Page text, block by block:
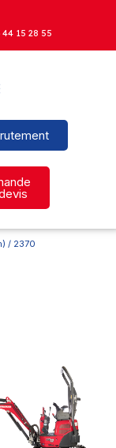
44 15 28 55
/ 2370